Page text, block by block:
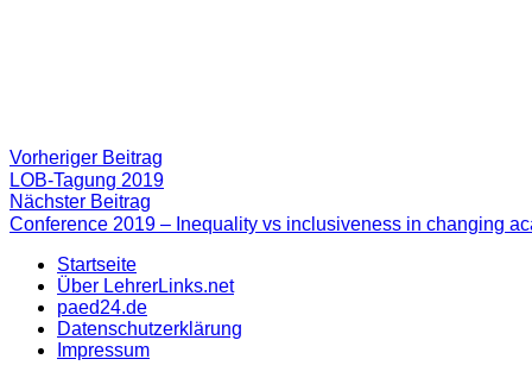
Beitragsnavigation
Vorheriger Beitrag
Beitrag:
LOB-Tagung 2019
Nächster Beitrag
Beitrag
Conference 2019 – Inequality vs inclusiveness in changing
Startseite
Über LehrerLinks.net
paed24.de
Datenschutzerklärung
Impressum